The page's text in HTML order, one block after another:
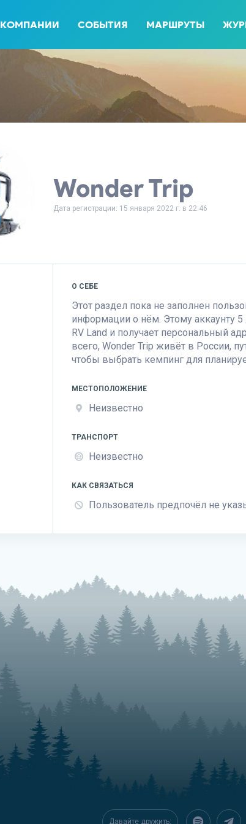
КОМПАНИИ СОБЫТИЯ МАРШРУТЫ
Wonder Trip
Дата регистрации: 15 января 2022 г. в 22:46
О СЕБЕ
Этот раздел пока не заполнен
информации о нём. Этому аккаунту 5
RV Land и получает персональный
всего, Wonder Trip живёт в России,
чтобы выбрать кемпинг для
МЕСТОПОЛОЖЕНИЕ
Неизвестно
ТРАНСПОРТ
Неизвестно
КАК СВЯЗАТЬСЯ
Пользователь предпочёл не
Давайте дружить: